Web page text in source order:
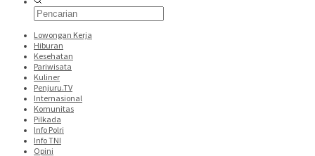
Lowongan Kerja
Hiburan
Kesehatan
Pariwisata
Kuliner
Penjuru.TV
Internasional
Komunitas
Pilkada
Info Polri
Info TNI
Opini